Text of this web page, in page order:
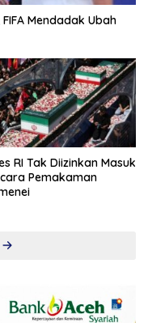
Mendadak Ubah
RI Tak Diizinkan Masuk
Pemakaman